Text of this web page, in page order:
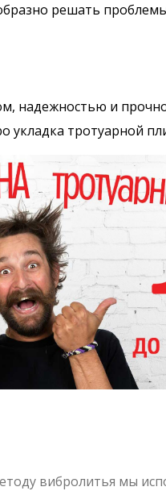
решать
надежностью и
укладка тротуарной
вибролитья мы